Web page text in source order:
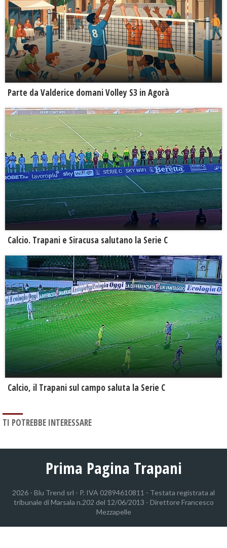
Parte da Valderice domani Volley S3 in Agorà
Calcio. Trapani e Siracusa salutano la Serie C
Calcio, il Trapani sul campo saluta la Serie C
TI POTREBBE INTERESSARE
Prima Pagina Trapani
2026 - Blu Trend srl - P. IVA 02894610811 - Testata registrata al
tribunale di Marsala n.202 del 12/06/2013 - Direttore Francesco
Mezzapelle